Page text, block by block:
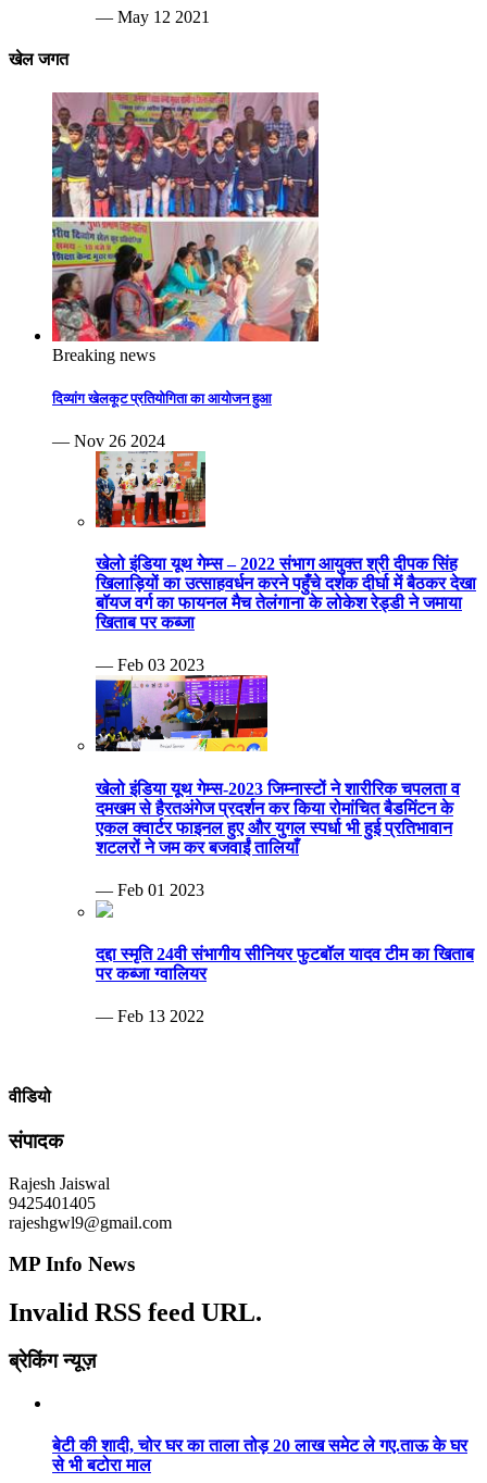
— May 12 2021
खेल जगत
Breaking news
दिव्यांग खेलकूट प्रतियोगिता का आयोजन हुआ
— Nov 26 2024
खेलो इंडिया यूथ गेम्स – 2022 संभाग आयुक्त श्री दीपक सिंह
खिलाड़ियों का उत्साहवर्धन करने पहुँचे दर्शक दीर्घा में बैठकर देखा
बॉयज वर्ग का फायनल मैच तेलंगाना के लोकेश रेड्डी ने जमाया
खिताब पर कब्जा
— Feb 03 2023
खेलो इंडिया यूथ गेम्स-2023 जिम्नास्टों ने शारीरिक चपलता व
दमखम से हैरतअंगेज प्रदर्शन कर किया रोमांचित बैडमिंटन के
एकल क्वार्टर फाइनल हुए और युगल स्पर्धा भी हुई प्रतिभावान
शटलरों ने जम कर बजवाईं तालियाँ
— Feb 01 2023
दद्दा स्मृति 24वी संभागीय सीनियर फुटबॉल यादव टीम का खिताब
पर कब्जा ग्वालियर
— Feb 13 2022
वीडियो
संपादक
Rajesh Jaiswal
9425401405
rajeshgwl9@gmail.com
MP Info News
Invalid RSS feed URL.
ब्रेकिंग न्यूज़
बेटी की शादी, चोर घर का ताला तोड़ 20 लाख समेट ले गए.ताऊ के घर
से भी बटोरा माल